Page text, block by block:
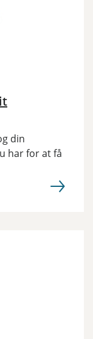
din
har for at få